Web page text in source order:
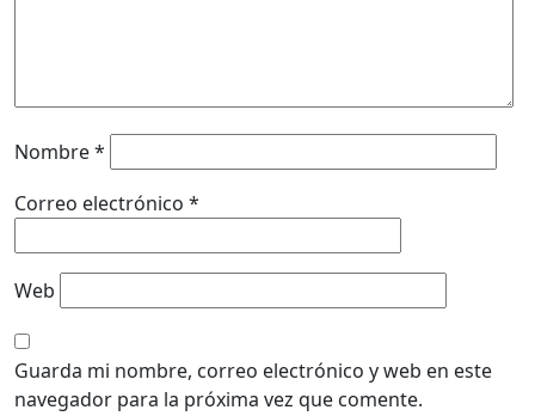
Nombre*
Correo electrónico *
Web
Guarda mi nombre, correo electrónico y web en este
navegador para la próxima vez que comente.